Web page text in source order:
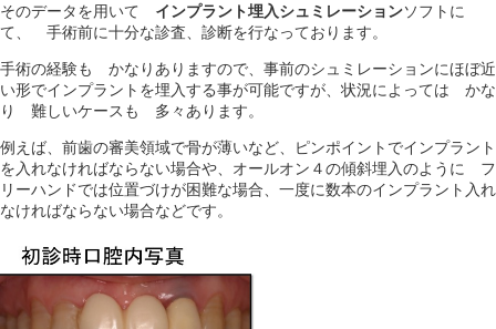
そのデータを用いて インプラント埋入シュミレーションソフトに
て、 手術前に十分な診査、診断を行なっております。
手術の経験も かなりありますので、事前のシュミレーションにほぼ近
い形でインプラントを埋入する事が可能ですが、状況によっては かな
り 難しいケースも 多々あります。
例えば、前歯の審美領域で骨が薄いなど、ピンポイントでインプラント
を入れなければならない場合や、オールオン４の傾斜埋入のように フ
リーハンドでは位置づけが困難な場合、一度に数本のインプラント入れ
なければならない場合などです。